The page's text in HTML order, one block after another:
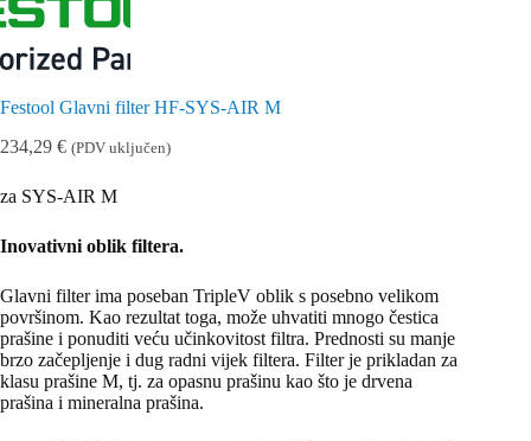
Festool Glavni filter HF-SYS-AIR M
234,29 € (PDV uključen)
za SYS-AIR M
Inovativni oblik filtera.
Glavni filter ima poseban TripleV oblik s posebno velikom
površinom. Kao rezultat toga, može uhvatiti mnogo čestica
prašine i ponuditi veću učinkovitost filtra. Prednosti su manje
brzo začepljenje i dug radni vijek filtera. Filter je prikladan za
klasu prašine M, tj. za opasnu prašinu kao što je drvena
prašina i mineralna prašina.